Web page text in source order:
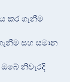
කර ගැනීම
සහ සමාන
නිවැරදි